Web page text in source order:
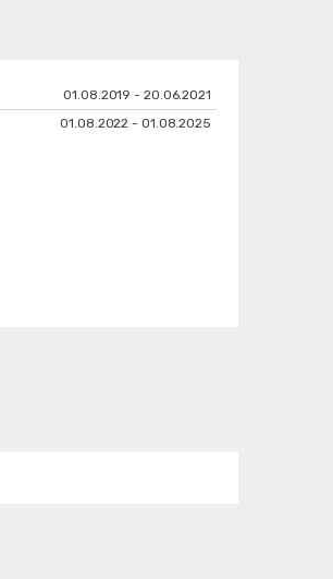
01.08.2019 - 20.06.2021
01.08.2022 - 01.08.2025